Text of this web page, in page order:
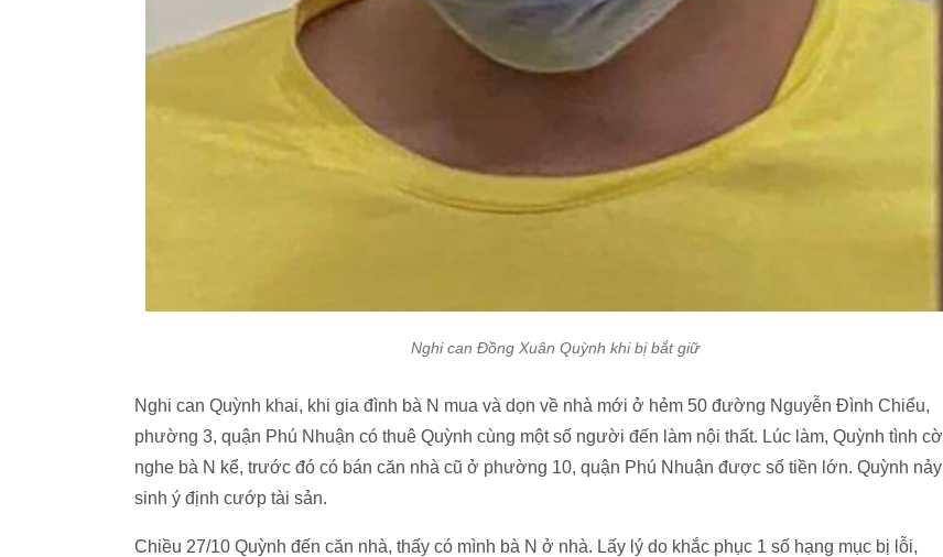
Nghi can Đồng Xuân Quỳnh khi bị bắt giữ
Nghi can Quỳnh khai, khi gia đình bà N mua và dọn về nhà mới ở hẻm 50 đường Nguyễn Đình Chiểu,
phường 3, quận Phú Nhuận có thuê Quỳnh cùng một số người đến làm nội thất. Lúc làm, Quỳnh tình cờ
nghe bà N kể, trước đó có bán căn nhà cũ ở phường 10, quận Phú Nhuận được số tiền lớn. Quỳnh nảy
sinh ý định cướp tài sản.
Chiều 27/10 Quỳnh đến căn nhà, thấy có mình bà N ở nhà. Lấy lý do khắc phục 1 số hạng mục bị lỗi,